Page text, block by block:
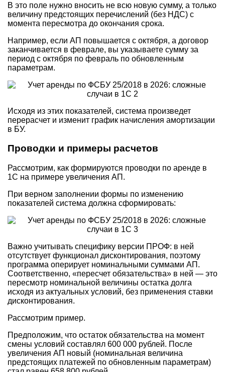
В это поле нужно вносить не всю новую сумму, а только
величину предстоящих перечислений (без НДС) с
момента пересмотра до окончания срока.
Например, если АП повышается с октября, а договор
заканчивается в феврале, вы указываете сумму за
период с октября по февраль по обновленным
параметрам.
Исходя из этих показателей, система произведет
перерасчет и изменит график начисления амортизации
в БУ.
Проводки и примеры расчетов
Рассмотрим, как формируются проводки по аренде в
1С на примере увеличения АП.
При верном заполнении формы по изменению
показателей система должна сформировать:
Важно учитывать специфику версии ПРОФ: в ней
отсутствует функционал дисконтирования, поэтому
программа оперирует номинальными суммами АП.
Соответственно, «пересчет обязательства» в ней — это
пересмотр номинальной величины остатка долга
исходя из актуальных условий, без применения ставки
дисконтирования.
Рассмотрим пример.
Предположим, что остаток обязательства на момент
смены условий составлял 600 000 рублей. После
увеличения АП новый (номинальная величина
предстоящих платежей по обновленным параметрам)